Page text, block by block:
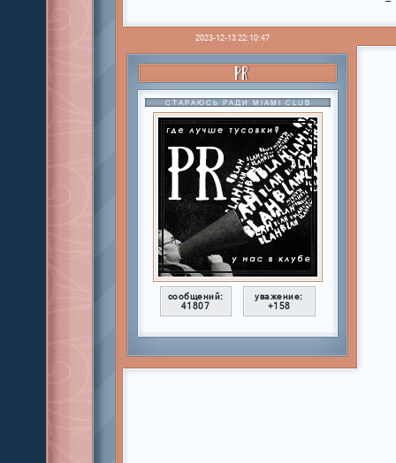
2023-12-13 22:10:47
PR
СТАРАЮСЬ РАДИ MIAMI CLUB
сообщений:
41807
уважение:
+158